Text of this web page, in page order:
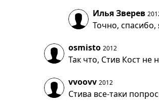
Илья Зверев
Точно, спасибо,
osmisto 2012
Так что, Стив Кост не
vvoovv 2012
Стива все-таки